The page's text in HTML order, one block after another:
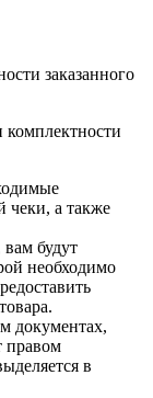
заказанного
чеки, а также
будут
необходимо
документах,
правом
в